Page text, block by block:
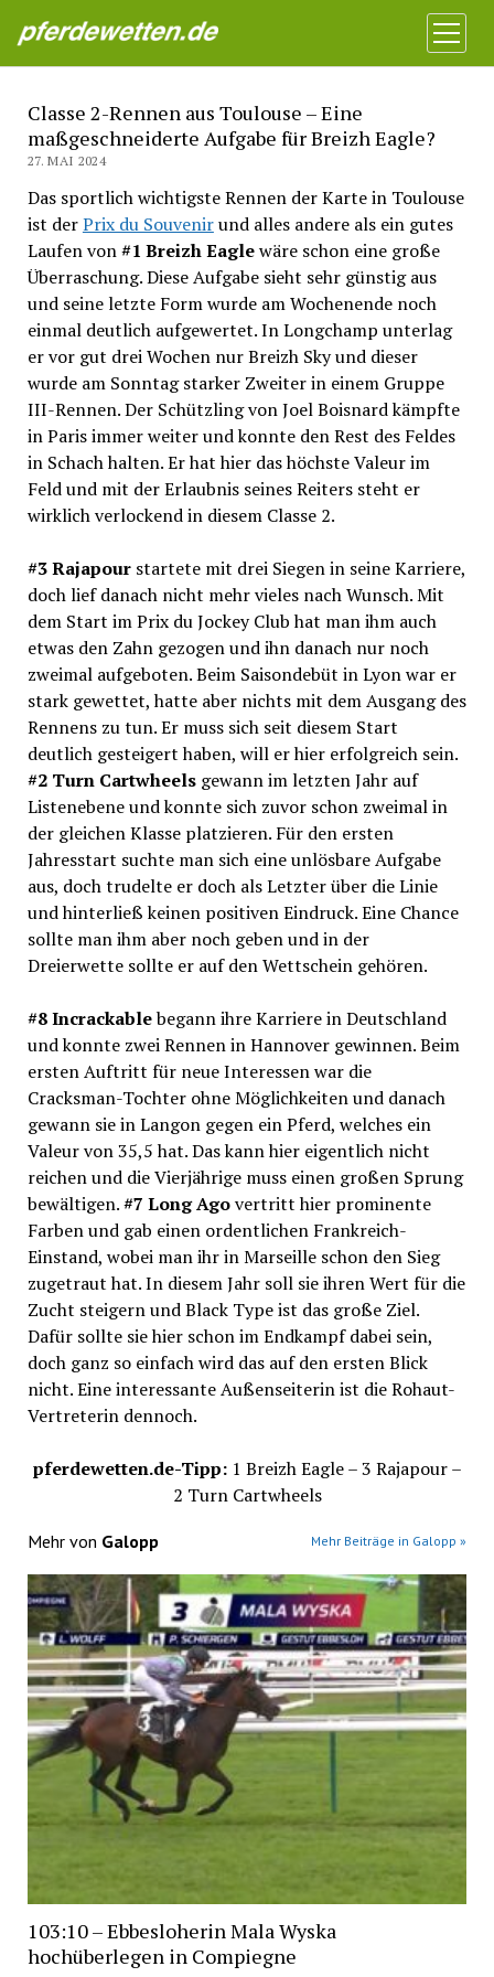
Pferdewetten News
Menü
öffnen
Classe 2-Rennen aus Toulouse – Eine
maßgeschneiderte Aufgabe für Breizh Eagle?
27. MAI 2024
Das sportlich wichtigste Rennen der Karte in Toulouse
ist derPrix du Souvenirund alles andere als ein gutes
Laufen von#1 Breizh Eaglewäre schon eine große
Überraschung. Diese Aufgabe sieht sehr günstig aus
und seine letzte Form wurde am Wochenende noch
einmal deutlich aufgewertet. In Longchamp unterlag
er vor gut drei Wochen nur Breizh Sky und dieser
wurde am Sonntag starker Zweiter in einem Gruppe
III-Rennen. Der Schützling von Joel Boisnard kämpfte
in Paris immer weiter und konnte den Rest des Feldes
in Schach halten. Er hat hier das höchste Valeur im
Feld und mit der Erlaubnis seines Reiters steht er
wirklich verlockend in diesem Classe 2.
#3 Rajapourstartete mit drei Siegen in seine Karriere,
doch lief danach nicht mehr vieles nach Wunsch. Mit
dem Start im Prix du Jockey Club hat man ihm auch
etwas den Zahn gezogen und ihn danach nur noch
zweimal aufgeboten. Beim Saisondebüt in Lyon war er
stark gewettet, hatte aber nichts mit dem Ausgang des
Rennens zu tun. Er muss sich seit diesem Start
deutlich gesteigert haben, will er hier erfolgreich sein.
#2 Turn Cartwheelsgewann im letzten Jahr auf
Listenebene und konnte sich zuvor schon zweimal in
der gleichen Klasse platzieren. Für den ersten
Jahresstart suchte man sich eine unlösbare Aufgabe
aus, doch trudelte er doch als Letzter über die Linie
und hinterließ keinen positiven Eindruck. Eine Chance
sollte man ihm aber noch geben und in der
Dreierwette sollte er auf den Wettschein gehören.
#8 Incrackablebegann ihre Karriere in Deutschland
und konnte zwei Rennen in Hannover gewinnen. Beim
ersten Auftritt für neue Interessen war die
Cracksman-Tochter ohne Möglichkeiten und danach
gewann sie in Langon gegen ein Pferd, welches ein
Valeur von 35,5 hat. Das kann hier eigentlich nicht
reichen und die Vierjährige muss einen großen Sprung
bewältigen.#7 Long Agovertritt hier prominente
Farben und gab einen ordentlichen Frankreich-
Einstand, wobei man ihr in Marseille schon den Sieg
zugetraut hat. In diesem Jahr soll sie ihren Wert für die
Zucht steigern und Black Type ist das große Ziel.
Dafür sollte sie hier schon im Endkampf dabei sein,
doch ganz so einfach wird das auf den ersten Blick
nicht. Eine interessante Außenseiterin ist die Rohaut-
Vertreterin dennoch.
pferdewetten.de-Tipp:1 Breizh Eagle – 3 Rajapour –
2 Turn Cartwheels
Mehr von Galopp Mehr Beiträge in Galopp »
103:10 – Ebbesloherin Mala Wyska
hochüberlegen in Compiegne